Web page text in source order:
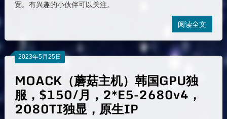
宽。有兴趣的小伙伴可以关注。
阅读全文
2023年5月25日
MOACK（蘑菇主机）韩国GPU独
服，$150/月，2*E5-2680v4，
2080TI独显，原生IP